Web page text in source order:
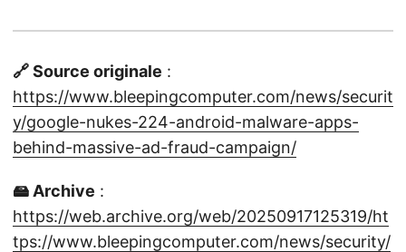
🔗 Source originale :
https://www.bleepingcomputer.com/news/securit
y/google-nukes-224-android-malware-apps-
behind-massive-ad-fraud-campaign/
🖴 Archive :
https://web.archive.org/web/20250917125319/ht
tps://www.bleepingcomputer.com/news/security/